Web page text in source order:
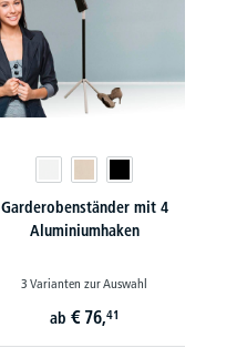
Garderobenständer mit 4
Aluminiumhaken
3 Varianten zur Auswahl
ab € 76,41